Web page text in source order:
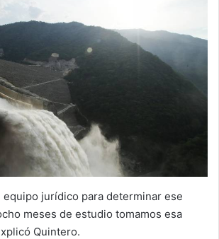
equipo jurídico para determinar ese
meses de estudio tomamos esa
Quintero.